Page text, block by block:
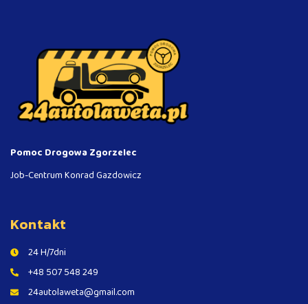
Pomoc Drogowa Zgorzelec
Job-Centrum Konrad Gazdowicz
Kontakt
24 H/7dni
+48 507 548 249
24autolaweta@gmail.com